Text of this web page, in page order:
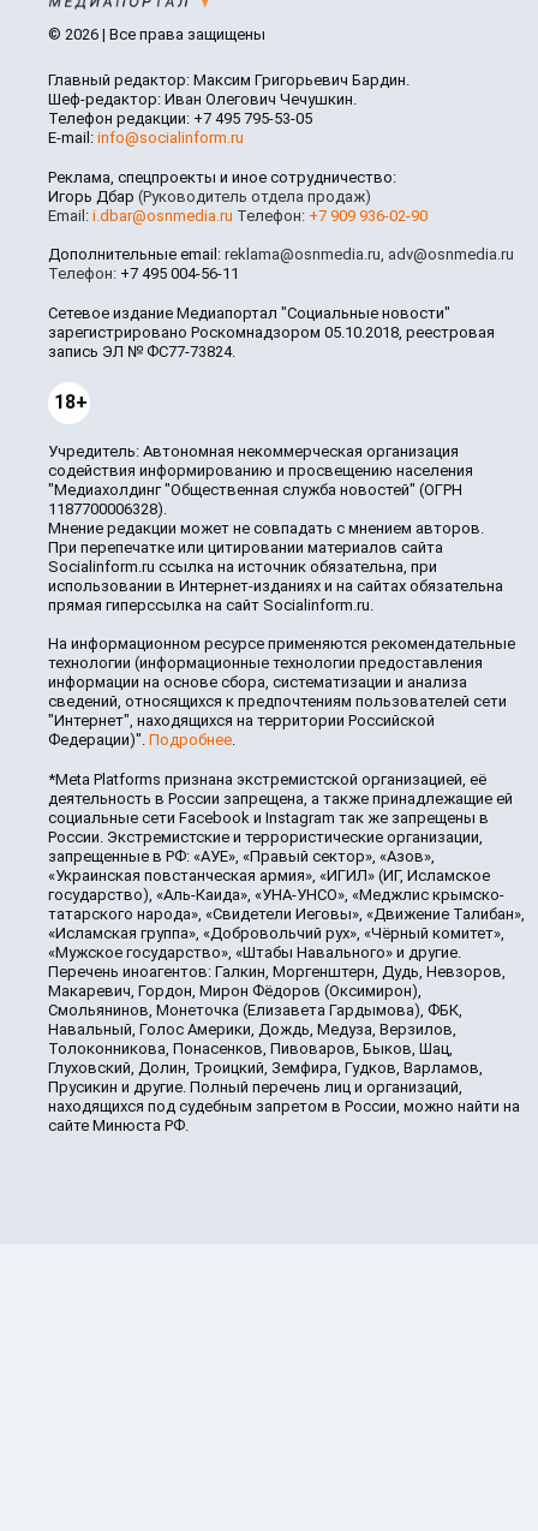
© 2026 | Все права защищены
Главный редактор: Максим Григорьевич Бардин.
Шеф-редактор: Иван Олегович Чечушкин.
Телефон редакции: +7 495 795-53-05
E-mail: info@socialinform.ru
Реклама, спецпроекты и иное сотрудничество:
Игорь Дбар (Руководитель отдела продаж)
Email: i.dbar@osnmedia.ru Телефон: +7 909 936-02-90
Дополнительные email: reklama@osnmedia.ru, adv@osnmedia.ru
Телефон: +7 495 004-56-11
Сетевое издание Медиапортал "Социальные новости"
зарегистрировано Роскомнадзором 05.10.2018, реестровая
запись ЭЛ № ФС77-73824.
18+
Учредитель: Автономная некоммерческая организация
содействия информированию и просвещению населения
"Медиахолдинг "Общественная служба новостей" (ОГРН
1187700006328).
Мнение редакции может не совпадать с мнением авторов.
При перепечатке или цитировании материалов сайта
Socialinform.ru ссылка на источник обязательна, при
использовании в Интернет-изданиях и на сайтах обязательна
прямая гиперссылка на сайт Socialinform.ru.
На информационном ресурсе применяются рекомендательные
технологии (информационные технологии предоставления
информации на основе сбора, систематизации и анализа
сведений, относящихся к предпочтениям пользователей сети
"Интернет", находящихся на территории Российской
Федерации)". Подробнее.
*Meta Platforms признана экстремистской организацией, её
деятельность в России запрещена, а также принадлежащие ей
социальные сети Facebook и Instagram так же запрещены в
России. Экстремистские и террористические организации,
запрещенные в РФ: «АУЕ», «Правый сектор», «Азов»,
«Украинская повстанческая армия», «ИГИЛ» (ИГ, Исламское
государство), «Аль-Каида», «УНА-УНСО», «Меджлис крымско-
татарского народа», «Свидетели Иеговы», «Движение Талибан»,
«Исламская группа», «Добровольчий рух», «Чёрный комитет»,
«Мужское государство», «Штабы Навального» и другие.
Перечень иноагентов: Галкин, Моргенштерн, Дудь, Невзоров,
Макаревич, Гордон, Мирон Фёдоров (Оксимирон),
Смольянинов, Монеточка (Елизавета Гардымова), ФБК,
Навальный, Голос Америки, Дождь, Медуза, Верзилов,
Толоконникова, Понасенков, Пивоваров, Быков, Шац,
Глуховский, Долин, Троицкий, Земфира, Гудков, Варламов,
Прусикин и другие. Полный перечень лиц и организаций,
находящихся под судебным запретом в России, можно найти на
сайте Минюста РФ.